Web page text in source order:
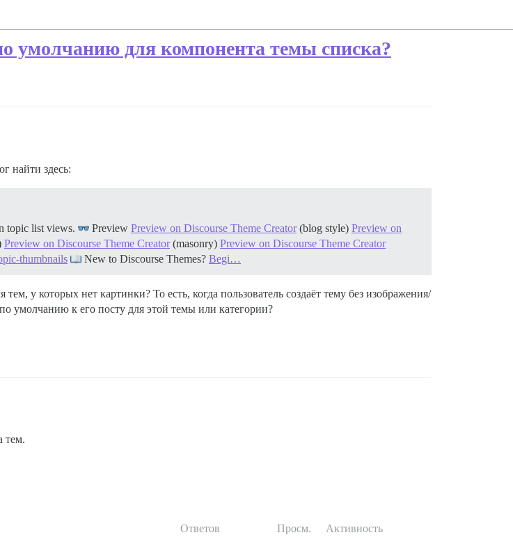
умолчанию для компонента темы списка?
найти здесь:
topic list views. Preview Preview on Discourse Theme Creator(blog style) Preview on
Preview on Discourse Theme Creator(masonry) Preview on Discourse Theme Creator
thumbnails New to Discourse Themes? Begi…
у которых нет картинки? То есть, когда пользователь создаёт тему без изображения/
умолчанию к его посту для этой темы или категории?
тем.
Ответов Просм. Активность